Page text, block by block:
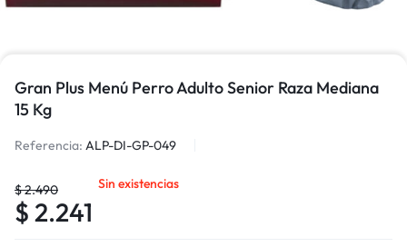
Gran Plus Menú Perro Adulto Senior Raza Mediana
15 Kg
Referencia: ALP-DI-GP-049
$2.490
$ 2.241
Sin existencias